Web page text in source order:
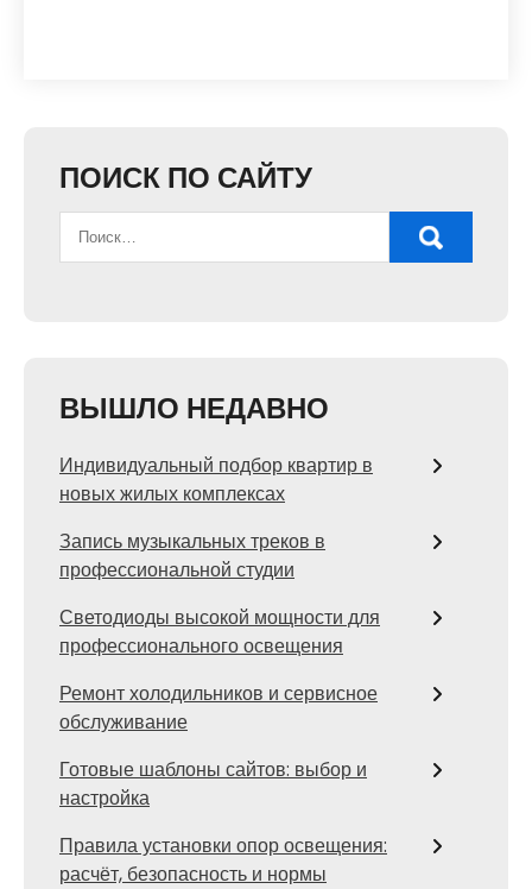
ПОИСК ПО САЙТУ
ВЫШЛО НЕДАВНО
Индивидуальный подбор квартир в
новых жилых комплексах
Запись музыкальных треков в
профессиональной студии
Светодиоды высокой мощности для
профессионального освещения
Ремонт холодильников и сервисное
обслуживание
Готовые шаблоны сайтов: выбор и
настройка
Правила установки опор освещения:
расчёт, безопасность и нормы